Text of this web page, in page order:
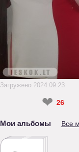
Загружено 2024.09.23
❤ 26
Мои альбомы Все